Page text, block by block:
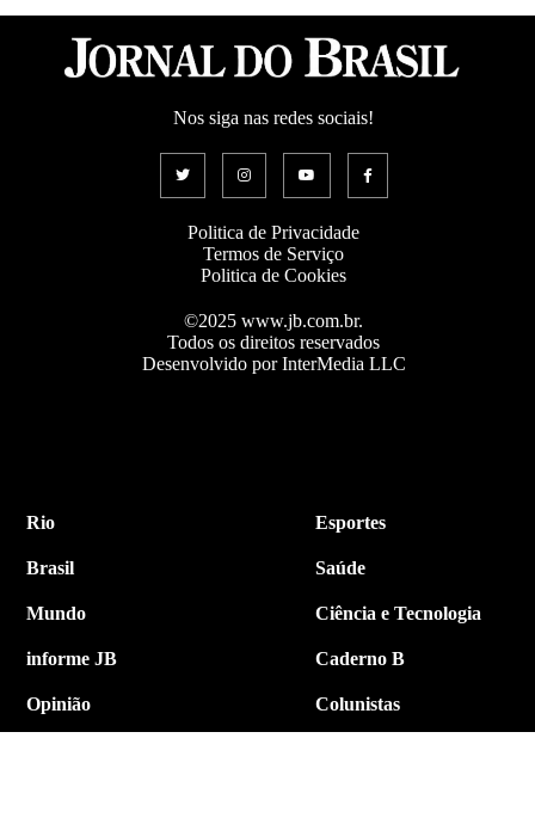
Nos siga nas redes sociais!
Politica de Privacidade
Termos de Serviço
Politica de Cookies
©2025 www.jb.com.br.
Todos os direitos reservados
Desenvolvido por InterMedia LLC
Rio
Brasil
Mundo
informe JB
Opinião
Esportes
Saúde
Ciência e Tecnologia
Caderno B
Colunistas